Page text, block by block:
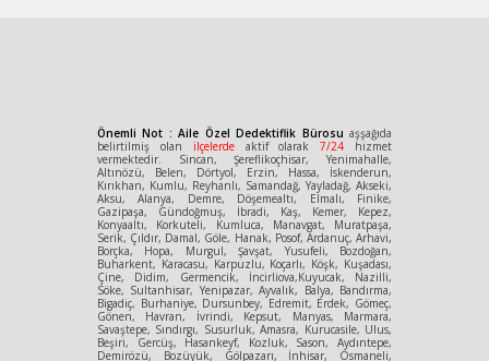
Önemli Not : Aile Özel Dedektiflik Bürosu aşşağıda
belirtilmiş olan ilçelerdeaktif olarak7/24 hizmet
vermektedir. Sincan, Şereflikoçhisar, Yenimahalle,
Altınözü, Belen, Dörtyol, Erzin, Hassa, İskenderun,
Kırıkhan, Kumlu, Reyhanlı, Samandağ, Yayladağ, Akseki,
Aksu, Alanya, Demre, Döşemealtı, Elmalı, Finike,
Gazipaşa, Gündoğmuş, İbradi, Kaş, Kemer, Kepez,
Konyaaltı, Korkuteli, Kumluca, Manavgat, Muratpaşa,
Serik, Çıldır, Damal, Göle, Hanak, Posof, Ardanuç, Arhavi,
Borçka, Hopa, Murgul, Şavşat, Yusufeli, Bozdoğan,
Buharkent, Karacasu, Karpuzlu, Koçarlı, Köşk, Kuşadası,
Çine, Didim, Germencik, İncirliova,Kuyucak, Nazilli,
Söke, Sultanhisar, Yenipazar, Ayvalık, Balya, Bandırma,
Bigadiç, Burhaniye, Dursunbey, Edremit, Erdek, Gömeç,
Gönen, Havran, İvrindi, Kepsut, Manyas, Marmara,
Savaştepe, Sındırgı, Susurluk, Amasra, Kurucasile, Ulus,
Beşiri, Gercüş, Hasankeyf, Kozluk, Sason, Aydıntepe,
Demirözü, Bozüyük, Gölpazarı, İnhisar, Osmaneli,